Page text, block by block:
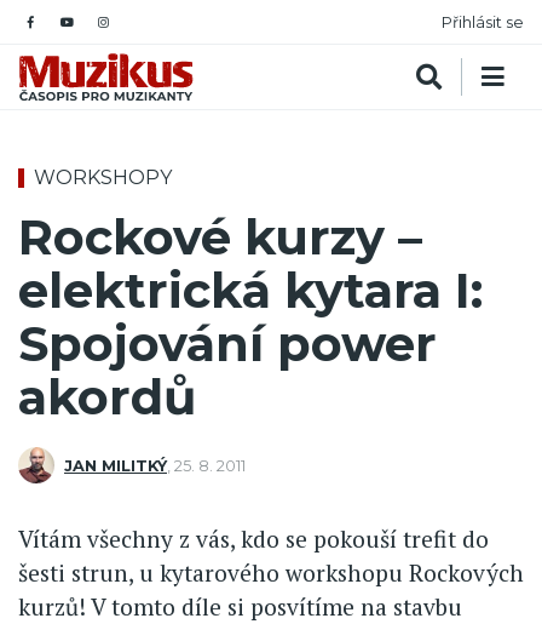
Přihlásit se
WORKSHOPY
Rockové kurzy –
elektrická kytara I:
Spojování power
akordů
JAN MILITKÝ, 25. 8. 2011
Vítám všechny z vás, kdo se pokouší trefit do
šesti strun, u kytarového workshopu Rockových
kurzů! V tomto díle si posvítíme na stavbu